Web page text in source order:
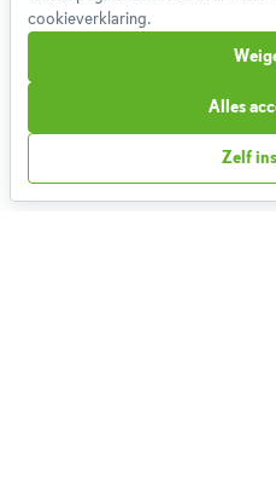
Bestelling
cookieverklaring.
Zelf
Alles